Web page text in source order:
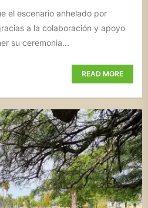
el escenario anhelado por
a la colaboración y apoyo
su ceremonia...
READ MORE